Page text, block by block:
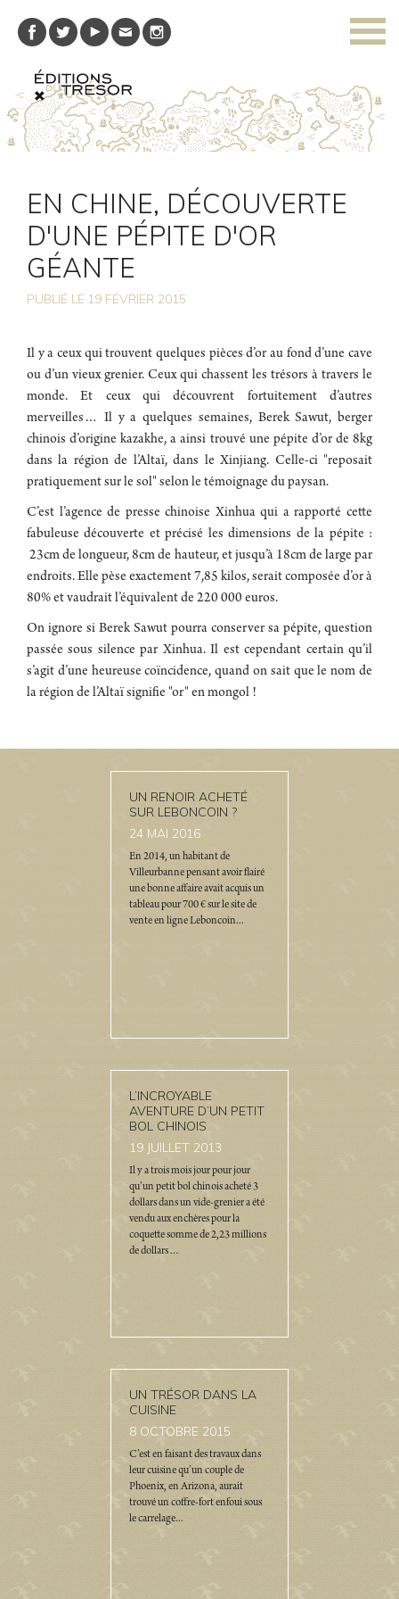
EN CHINE, DÉCOUVERTE
D'UNE PÉPITE D'OR
GÉANTE
PUBLIÉ LE 19 FÉVRIER 2015
Il y a ceux qui trouvent quelques pièces d’or au fond d’une cave
ou d’un vieux grenier. Ceux qui chassent les trésors à travers le
monde. Et ceux qui découvrent fortuitement d’autres
merveilles… Il y a quelques semaines, Berek Sawut, berger
chinois d’origine kazakhe, a ainsi trouvé une pépite d’or de 8kg
dans la région de l’Altaï, dans le Xinjiang. Celle-ci "reposait
pratiquement sur le sol" selon le témoignage du paysan.
C’est l’agence de presse chinoise Xinhua qui a rapporté cette
fabuleuse découverte et précisé les dimensions de la pépite :
23cm de longueur, 8cm de hauteur, et jusqu’à 18cm de large par
endroits. Elle pèse exactement 7,85 kilos, serait composée d’or à
80% et vaudrait l’équivalent de 220 000 euros.
On ignore si Berek Sawut pourra conserver sa pépite, question
passée sous silence par Xinhua. Il est cependant certain qu’il
s’agit d’une heureuse coïncidence, quand on sait que le nom de
la région de l’Altaï signifie "or" en mongol !
UN RENOIR ACHETÉ
SUR LEBONCOIN ?
24 MAI 2016
En 2014, un habitant de
Villeurbanne pensant avoir flairé
une bonne affaire avait acquis un
tableau pour 700 € sur le site de
vente en ligne Leboncoin...
L’INCROYABLE
AVENTURE D’UN PETIT
BOL CHINOIS
19 JUILLET 2013
Il y a trois mois jour pour jour
qu’un petit bol chinois acheté 3
dollars dans un vide-grenier a été
vendu aux enchères pour la
coquette somme de 2,23 millions
de dollars…
UN TRÉSOR DANS LA
CUISINE
8 OCTOBRE 2015
C’est en faisant des travaux dans
leur cuisine qu’un couple de
Phoenix, en Arizona, aurait
trouvé un coffre-fort enfoui sous
le carrelage...